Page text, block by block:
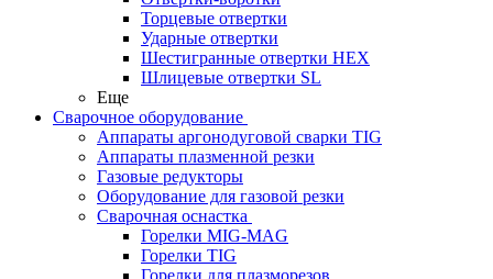
Торцевые отвертки
Ударные отвертки
Шестигранные отвертки HEX
Шлицевые отвертки SL
Еще
Сварочное оборудование
Аппараты аргонодуговой сварки TIG
Аппараты плазменной резки
Газовые редукторы
Оборудование для газовой резки
Сварочная оснастка
Горелки MIG-MAG
Горелки TIG
Горелки для плазморезов